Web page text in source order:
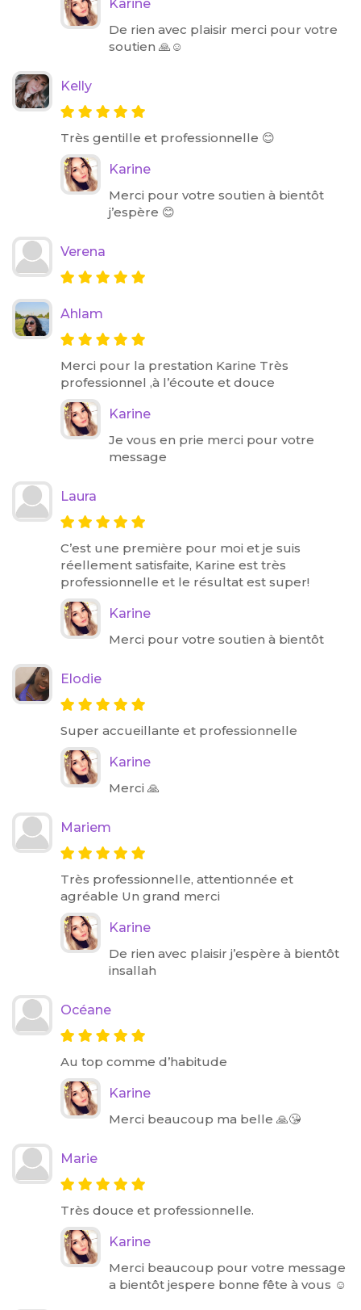
Karine
De rien avec plaisir merci pour votre
soutien 🙏☺️
Kelly
Très gentille et professionnelle 😊
Karine
Merci pour votre soutien à bientôt
j’espère 😊
Verena
Ahlam
Merci pour la prestation Karine Très
professionnel ,à l’écoute et douce
Karine
Je vous en prie merci pour votre
message
Laura
C’est une première pour moi et je suis
réellement satisfaite, Karine est très
professionnelle et le résultat est super!
Karine
Merci pour votre soutien à bientôt
Elodie
Super accueillante et professionnelle
Karine
Merci 🙏
Mariem
Très professionnelle, attentionnée et
agréable Un grand merci
Karine
De rien avec plaisir j’espère à bientôt
insallah
Océane
Au top comme d’habitude
Karine
Merci beaucoup ma belle 🙏😘
Marie
Très douce et professionnelle.
Karine
Merci beaucoup pour votre message
a bientôt jespere bonne fête à vous ☺️